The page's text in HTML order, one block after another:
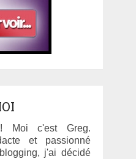
Moi c'est Greg.
et passionné
j'ai décidé